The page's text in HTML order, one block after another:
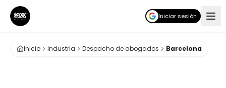
Iniciar sesión
Inicio Industria Despacho de abogados Barcelona